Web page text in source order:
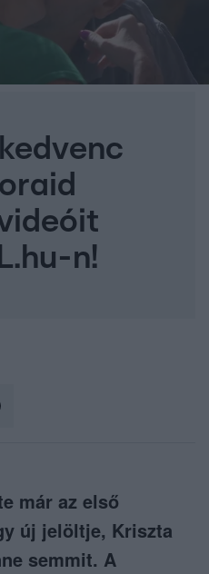
n!
már az első
új jelöltje, Kriszta
semmit. A